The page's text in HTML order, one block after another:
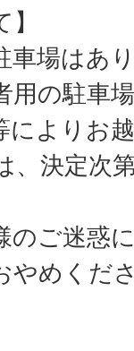
車場はあ
用の駐車
によりお
、決定次
のご迷惑
やめくだ